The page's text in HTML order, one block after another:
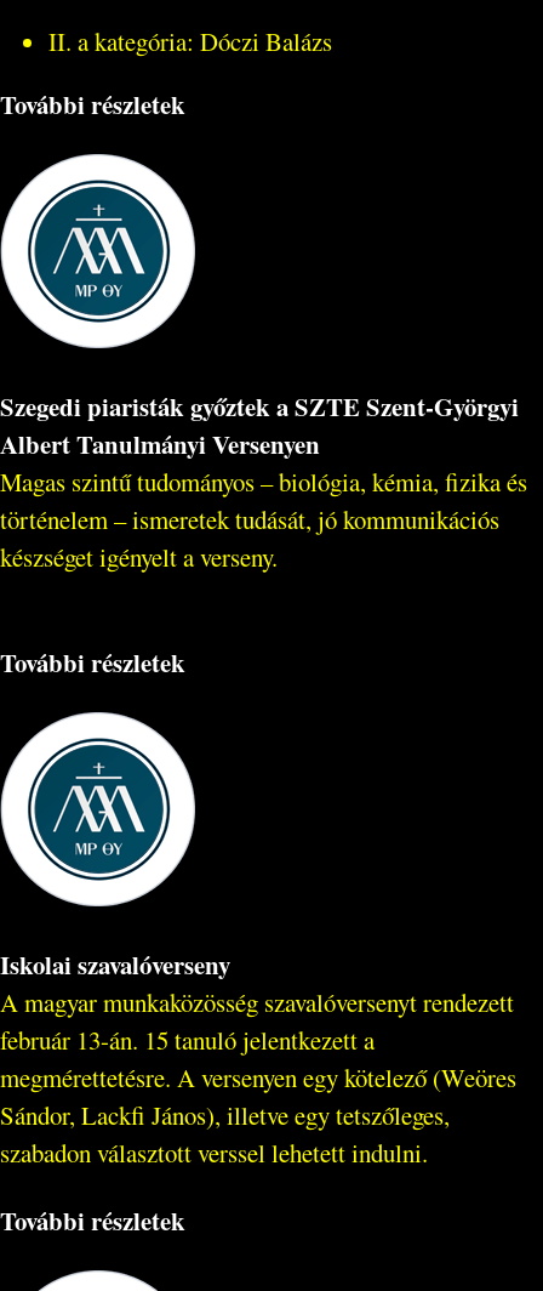
II. a kategória: Dóczi Balázs
További részletek
Szegedi piaristák győztek a SZTE Szent-Györgyi
Albert Tanulmányi Versenyen
Magas szintű tudományos – biológia, kémia, fizika és
történelem – ismeretek tudását, jó kommunikációs
készséget igényelt a verseny.
További részletek
Iskolai szavalóverseny
A magyar munkaközösség szavalóversenyt rendezett
február 13-án. 15 tanuló jelentkezett a
megmérettetésre. A versenyen egy kötelező (Weöres
Sándor, Lackfi János), illetve egy tetszőleges,
szabadon választott verssel lehetett indulni.
További részletek